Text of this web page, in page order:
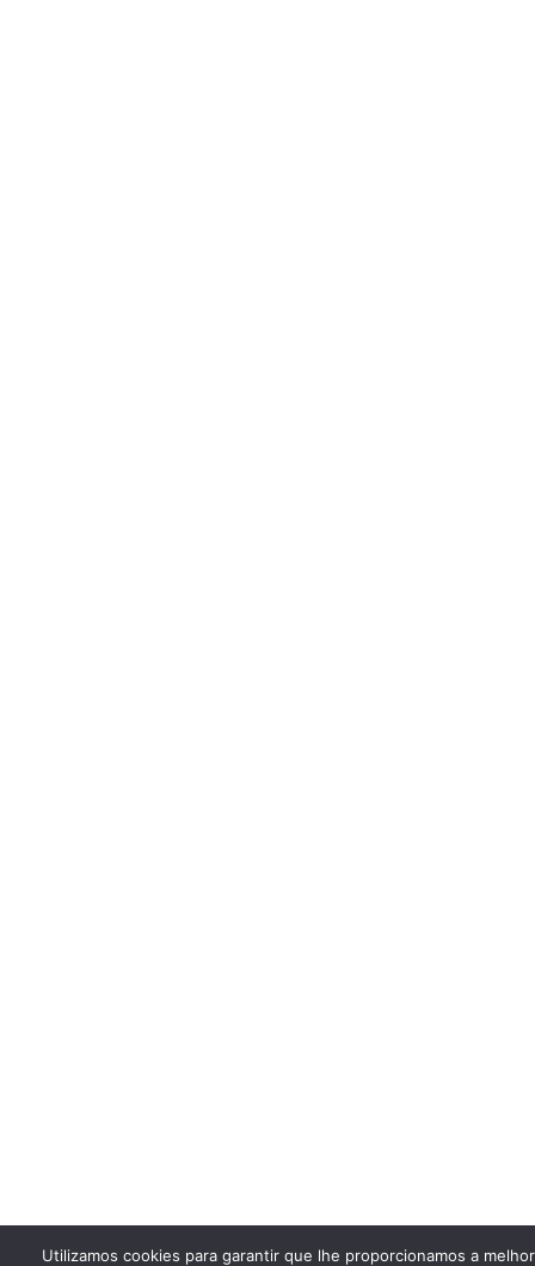
Utilizamos cookies para garantir que lhe proporcionamos a